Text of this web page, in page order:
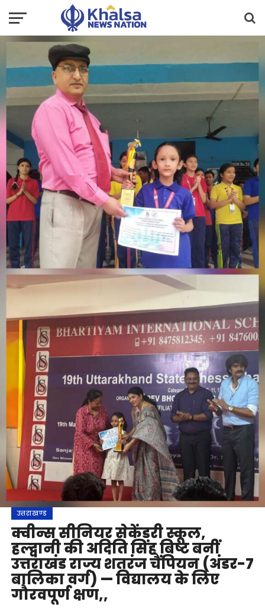
उत्तराखण्ड
क्वीन्स सीनियर सेकेंडरी स्कूल,
हल्द्वानी की अदिति सिंह बिष्ट बनीं
उत्तराखंड राज्य शतरंज चैंपियन (अंडर-7
बालिका वर्ग) — विद्यालय के लिए
गौरवपूर्ण क्षण,,